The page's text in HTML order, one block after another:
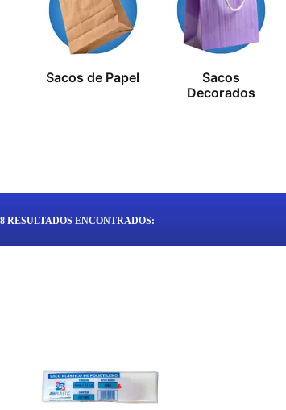
Sacos de Papel
Sacos
Decorados
8 RESULTADOS ENCONTRADOS: